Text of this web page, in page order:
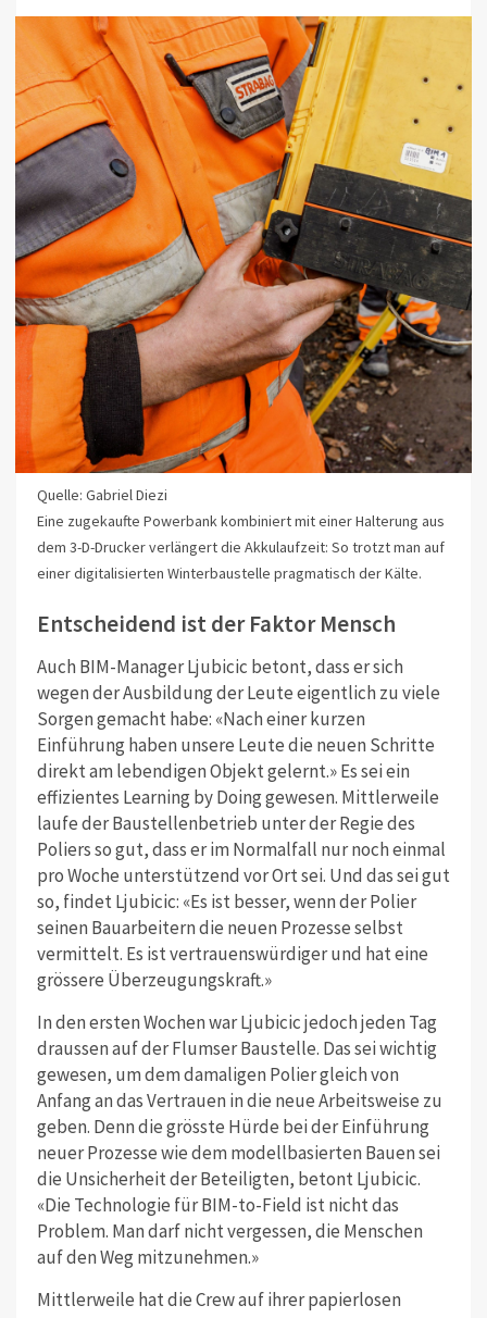
Quelle: Gabriel Diezi
Eine zugekaufte Powerbank kombiniert mit einer Halterung aus
dem 3-D-Drucker verlängert die Akkulaufzeit: So trotzt man auf
einer digitalisierten Winterbaustelle pragmatisch der Kälte.
Entscheidend ist der Faktor Mensch
Auch BIM-Manager Ljubicic betont, dass er sich
wegen der Ausbildung der Leute eigentlich zu viele
Sorgen gemacht habe: «Nach einer kurzen
Einführung haben unsere Leute die neuen Schritte
direkt am lebendigen Objekt gelernt.» Es sei ein
effizientes Learning by Doing gewesen. Mittlerweile
laufe der Baustellenbetrieb unter der Regie des
Poliers so gut, dass er im Normalfall nur noch einmal
pro Woche unterstützend vor Ort sei. Und das sei gut
so, findet Ljubicic: «Es ist besser, wenn der Polier
seinen Bauarbeitern die neuen Prozesse selbst
vermittelt. Es ist vertrauenswürdiger und hat eine
grössere Überzeugungskraft.»
In den ersten Wochen war Ljubicic jedoch jeden Tag
draussen auf der Flumser Baustelle. Das sei wichtig
gewesen, um dem damaligen Polier gleich von
Anfang an das Vertrauen in die neue Arbeitsweise zu
geben. Denn die grösste Hürde bei der Einführung
neuer Prozesse wie dem modellbasierten Bauen sei
die Unsicherheit der Beteiligten, betont Ljubicic.
«Die Technologie für BIM-to-Field ist nicht das
Problem. Man darf nicht vergessen, die Menschen
auf den Weg mitzunehmen.»
Mittlerweile hat die Crew auf ihrer papierlosen